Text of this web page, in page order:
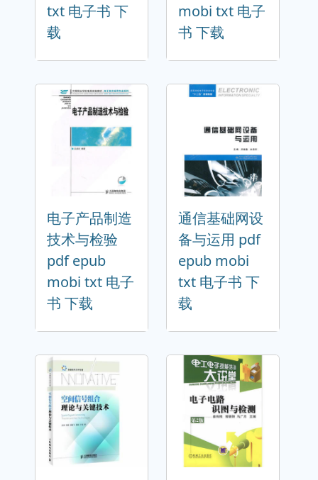
txt 电子书 下
载
mobi txt 电子
书 下载
电子产品制造
技术与检验
pdf epub
mobi txt 电子
书 下载
通信基础网设
备与运用 pdf
epub mobi
txt 电子书 下
载